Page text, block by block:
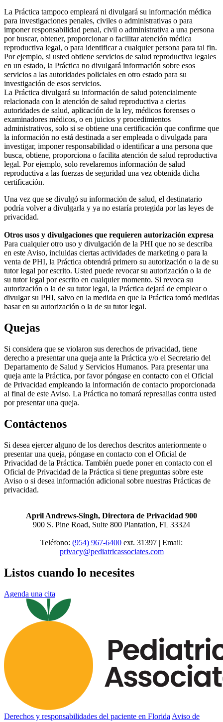
La Práctica tampoco empleará ni divulgará su información médica
para investigaciones penales, civiles o administrativas o para
imponer responsabilidad penal, civil o administrativa a una persona
por buscar, obtener, proporcionar o facilitar atención médica
reproductiva legal, o para identificar a cualquier persona para tal fin.
Por ejemplo, si usted obtiene servicios de salud reproductiva legales
en un estado, la Práctica no divulgará información sobre esos
servicios a las autoridades policiales en otro estado para su
investigación de esos servicios.
La Práctica divulgará su información de salud potencialmente
relacionada con la atención de salud reproductiva a ciertas
autoridades de salud, aplicación de la ley, médicos forenses o
examinadores médicos, o en juicios y procedimientos
administrativos, solo si se obtiene una certificación que confirme que
la información no está destinada a ser empleada o divulgada para
investigar, imponer responsabilidad o identificar a una persona que
busca, obtiene, proporciona o facilita atención de salud reproductiva
legal. Por ejemplo, solo revelaremos información de salud
reproductiva a las fuerzas de seguridad una vez obtenida dicha
certificación.
Una vez que se divulgó su información de salud, el destinatario
podría volver a divulgarla y ya no estaría protegida por las leyes de
privacidad.
Otros usos y divulgaciones que requieren autorización expresa
Para cualquier otro uso y divulgación de la PHI que no se describa
en este Aviso, incluidas ciertas actividades de marketing o para la
venta de PHI, la Práctica obtendrá primero su autorización o la de su
tutor legal por escrito. Usted puede revocar su autorización o la de
su tutor legal por escrito en cualquier momento. Si revoca su
autorización o la de su tutor legal, la Práctica dejará de emplear o
divulgar su PHI, salvo en la medida en que la Práctica tomó medidas
basar en su autorización o la de su tutor legal.
Quejas
Si considera que se violaron sus derechos de privacidad, tiene
derecho a presentar una queja ante la Práctica y/o el Secretario del
Departamento de Salud y Servicios Humanos. Para presentar una
queja ante la Práctica, por favor póngase en contacto con el Oficial
de Privacidad empleando la información de contacto proporcionada
al final de este Aviso. La Práctica no tomará represalias contra usted
por presentar una queja.
Contáctenos
Si desea ejercer alguno de los derechos descritos anteriormente o
presentar una queja, póngase en contacto con el Oficial de
Privacidad de la Práctica. También puede poner en contacto con el
Oficial de Privacidad de la Práctica si tiene preguntas sobre este
Aviso o si desea información adicional sobre nuestras Prácticas de
privacidad.
April Andrews-Singh, Directora de Privacidad 900
900 S. Pine Road, Suite 800 Plantation, FL 33324
Teléfono: (954) 967-6400 ext. 31397 | Email:
privacy@pediatricassociates.com
Listos cuando lo necesites
Agenda una cita
Derechos y responsabilidades del paciente en Florida Aviso de